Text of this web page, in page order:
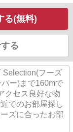
る(無料)
る
Selection(フーズ
ー)まで160mで
クセス良好な物
でのお部屋探し
ズに合ったお部